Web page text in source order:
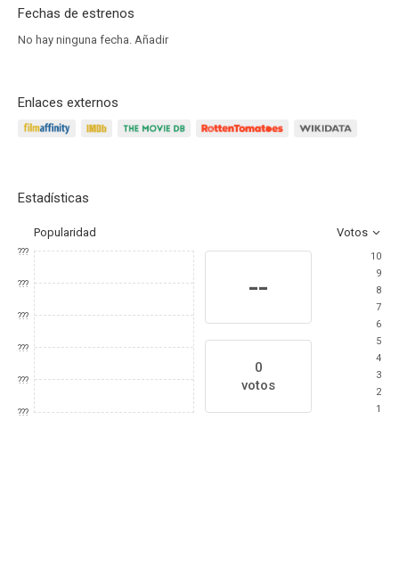
Fechas de estrenos
No hay ninguna fecha. Añadir
Enlaces externos
Estadísticas
Popularidad Votos
???
???
???
???
???
???
--
0
votos
10
9
8
7
6
5
4
3
2
1